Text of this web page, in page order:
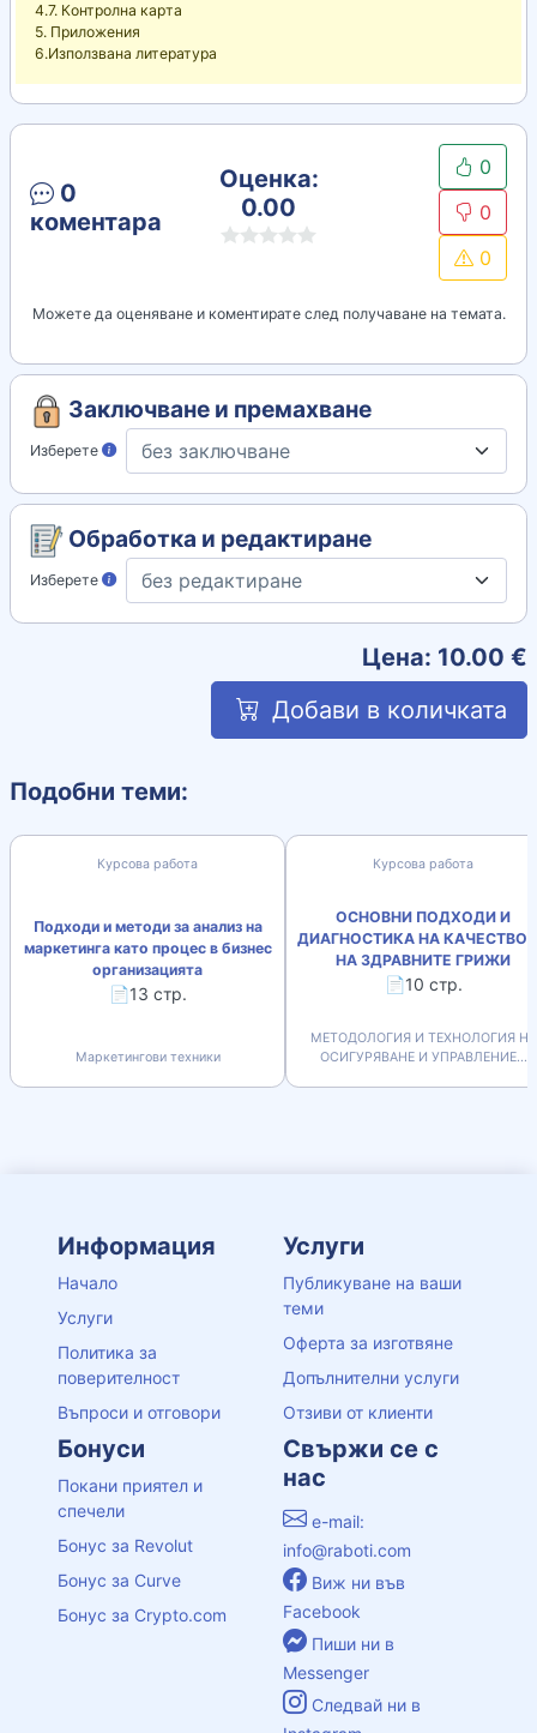
4.7. Контролна карта
5. Приложения
6.Използвана литература
0
коментара
Оценка:
0.00
0
0
0
Можете да оценяване и коментирате след получаване на темата.
Заключване и премахване
Изберете
Обработка и редактиране
Изберете
Цена: 10.00 €
Добави в количката
Подобни теми:
Курсова работа
Подходи и методи за анализ на
маркетинга като процес в бизнес
организацията
📄13 стр.
Маркетингови техники
Курсова работа
ОСНОВНИ ПОДХОДИ И
ДИАГНОСТИКА НА
НА ЗДРАВНИТЕ ГРИЖИ
📄10 стр.
МЕТОДОЛОГИЯ И ТЕХНОЛОГИЯ НА
ОСИГУРЯВАНЕ И УПРАВЛЕНИЕ...
Информация
Начало
Услуги
Политика за
поверителност
Въпроси и отговори
Услуги
Публикуване на ваши
теми
Оферта за изготвяне
Допълнителни услуги
Отзиви от клиенти
Бонуси
Покани приятел и
спечели
Бонус за Revolut
Бонус за Curve
Бонус за Crypto.com
Свържи се с
нас
e-mail:
info@raboti.com
Виж ни във
Facebook
Пиши ни в
Messenger
Следвай ни в